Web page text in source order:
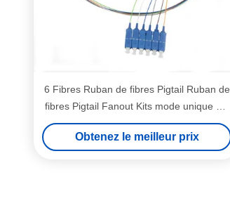
6 Fibres Ruban de fibres Pigtail Ruban de
fibres Pigtail Fanout Kits mode unique SC
UPC LSZH 1m
Obtenez le meilleur prix